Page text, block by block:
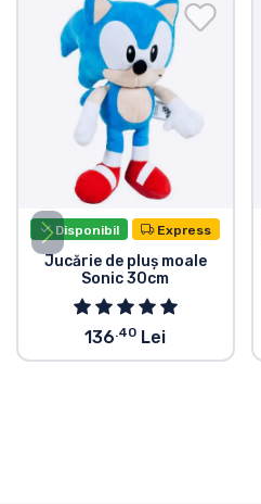
Disponibil Express
Jucărie de pluș moale
Sonic 30cm
136.40 Lei